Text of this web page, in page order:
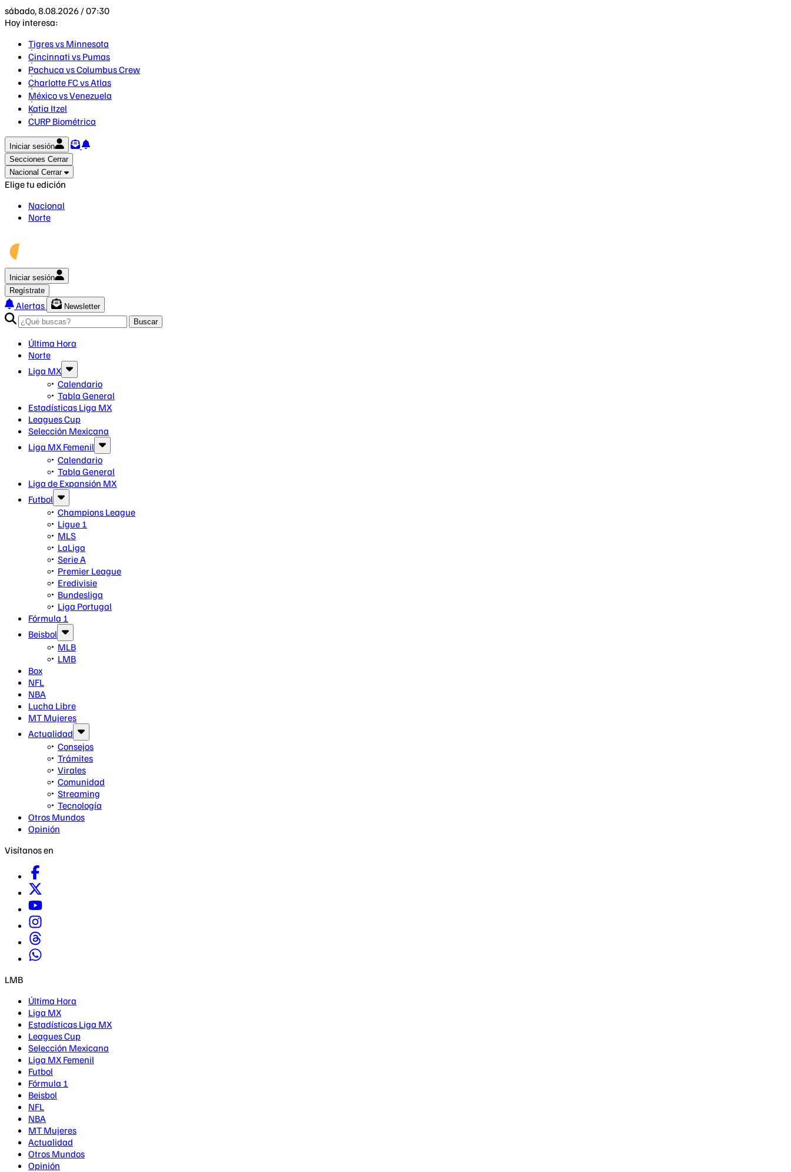
sábado, 8.08.2026 / 07:30
Hoy interesa:
Tigres vs Minnesota
Cincinnati vs Pumas
Pachuca vs Columbus Crew
Charlotte FC vs Atlas
México vs Venezuela
Katia Itzel
CURP Biométrica
Iniciar sesión
Secciones Cerrar
Nacional Cerrar
Elige tu edición
Nacional
Norte
Iniciar sesión
Regístrate
Alertas
Newsletter
Buscar
Última Hora
Norte
Liga MX
Calendario
Tabla General
Estadísticas Liga MX
Leagues Cup
Selección Mexicana
Liga MX Femenil
Calendario
Tabla General
Liga de Expansión MX
Futbol
Champions League
Ligue 1
MLS
LaLiga
Serie A
Premier League
Eredivisie
Bundesliga
Liga Portugal
Fórmula 1
Beisbol
MLB
LMB
Box
NFL
NBA
Lucha Libre
MT Mujeres
Actualidad
Consejos
Trámites
Virales
Comunidad
Streaming
Tecnología
Otros Mundos
Opinión
Visítanos en
LMB
Última Hora
Liga MX
Estadísticas Liga MX
Leagues Cup
Selección Mexicana
Liga MX Femenil
Futbol
Fórmula 1
Beisbol
NFL
NBA
MT Mujeres
Actualidad
Otros Mundos
Opinión